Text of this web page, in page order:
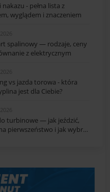
nakazu - pełna lista z
wyglądem i znaczeniem
spalinowy — rodzaje, ceny
z elektrycznym
vs jazda torowa - która
jest dla Ciebie?
turbinowe — jak jeździć,
pierwszeństwo i jak wybrać